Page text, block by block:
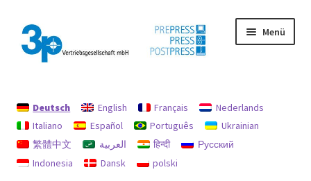
Zur
Navigation
springen
Zum
Inhalt
springen
Menü
Datenschutz
Gebrauchtmaschinen
Deutsch English Français
Nederlands
Italiano
Español Português
Ukrainian
繁體中文
العربية हिन्दी
Русский
Indonesia
Dansk polski